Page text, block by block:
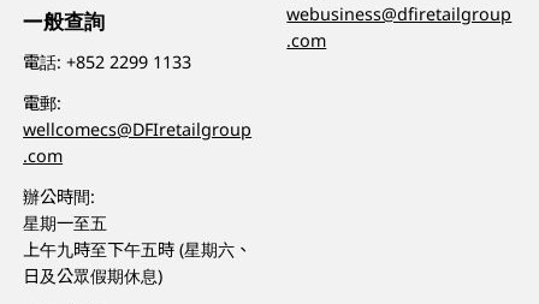
一般查詢
電話:+852 2299 1133
電郵:
wellcomecs@DFIretailgroup
.com
辦公時間:
星期一至五
上午九時至下午五時 (星期六、
日及公眾假期休息)
webusiness@dfiretailgroup
.com